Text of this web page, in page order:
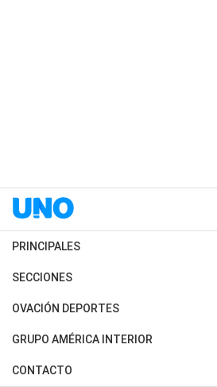
PRINCIPALES
Últimas Noticias
Política
Judiciales
SECCIONES
Horóscopo
Motores
Trucos caseros
OVACIÓN DEPORTES
Fútbol
Mundial
GRUPO AMÉRICA INTERIOR
Canal 7 en Vivo
CONTACTO